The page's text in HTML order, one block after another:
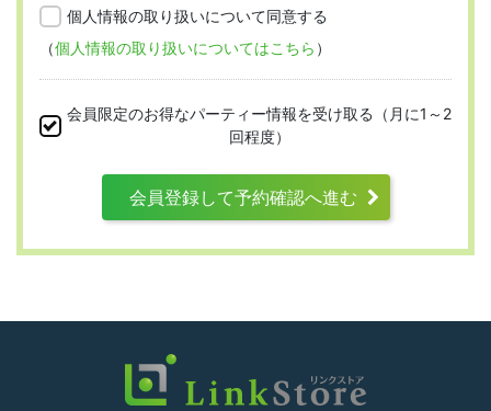
本規約は、すべての会員に適用され、登録手
ります。
第3条 （利用資格）
いものとします。
個人情報の取り扱いについて同意する
（個人情報の取り扱いについてはこちら ）
会員限定のお得なパーティー情報を受け取る（月に1～2
回程度）
会員登録して予約確認へ進む